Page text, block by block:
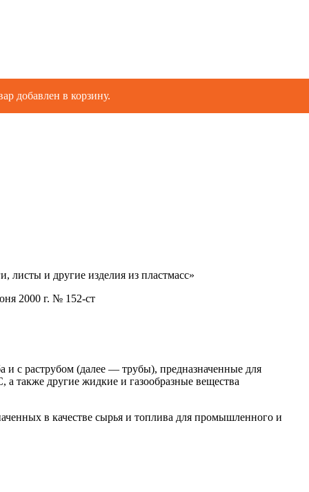
добавлен в корзину.
и другие изделия из пластмасс»
2000 г. № 152-ст
с раструбом (далее — трубы), предназначенные для
также другие жидкие и газообразные вещества
в качестве сырья и топлива для промышленного и